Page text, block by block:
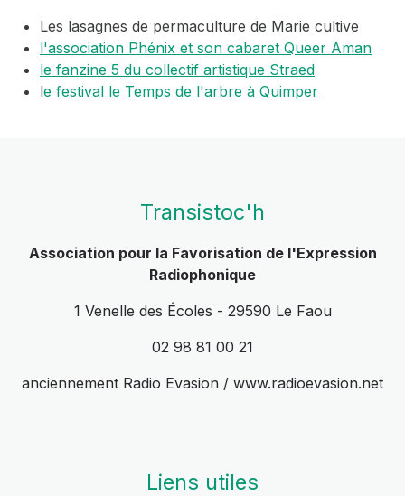
Les lasagnes de permaculture de Marie cultive
l'association Phénix et son cabaret Queer Aman
le fanzine 5 du collectif artistique Straed
le festival le Temps de l'arbre à Quimper
Transistoc'h
Association pour la Favorisation de l'Expression
Radiophonique
1 Venelle des Écoles - 29590 Le Faou
02 98 81 00 21
anciennement Radio Evasion / www.radioevasion.net
Liens utiles